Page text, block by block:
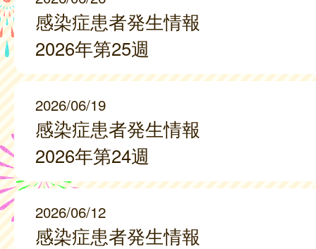
感染症患者発生情報
2026年第25週
2026/06/19
感染症患者発生情報
2026年第24週
2026/06/12
感染症患者発生情報